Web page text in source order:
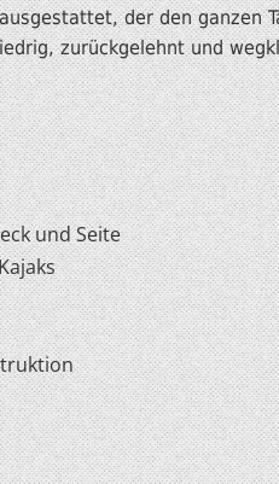
der den ganzen
zurückgelehnt und
und Seite